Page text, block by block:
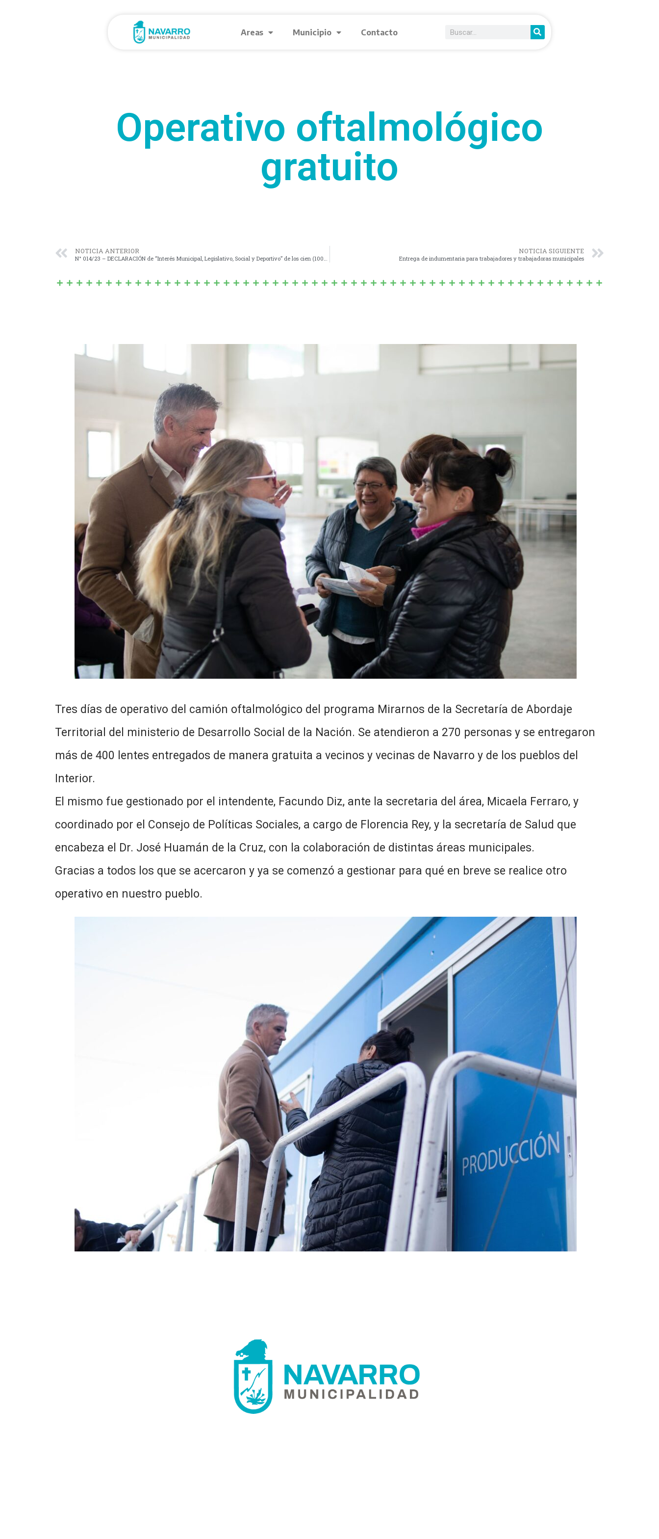
Areas Municipio Contacto
Operativo oftalmológico
gratuito
NOTICIA ANTERIOR NOTICIA SIGUIENTE
Entrega de indumentaria para trabajadores y trabajadoras municipales
Tres días de operativo del camión oftalmológico del programa Mirarnos de la Secretaría de Abordaje
Territorial del ministerio de Desarrollo Social de la Nación. Se atendieron a 270 personas y se entregaron
más de 400 lentes entregados de manera gratuita a vecinos y vecinas de Navarro y de los pueblos del
Interior.
El mismo fue gestionado por el intendente, Facundo Diz, ante la secretaria del área, Micaela Ferraro, y
coordinado por el Consejo de Políticas Sociales, a cargo de Florencia Rey, y la secretaría de Salud que
encabeza el Dr. José Huamán de la Cruz, con la colaboración de distintas áreas municipales.
Gracias a todos los que se acercaron y ya se comenzó a gestionar para qué en breve se realice otro
operativo en nuestro pueblo.